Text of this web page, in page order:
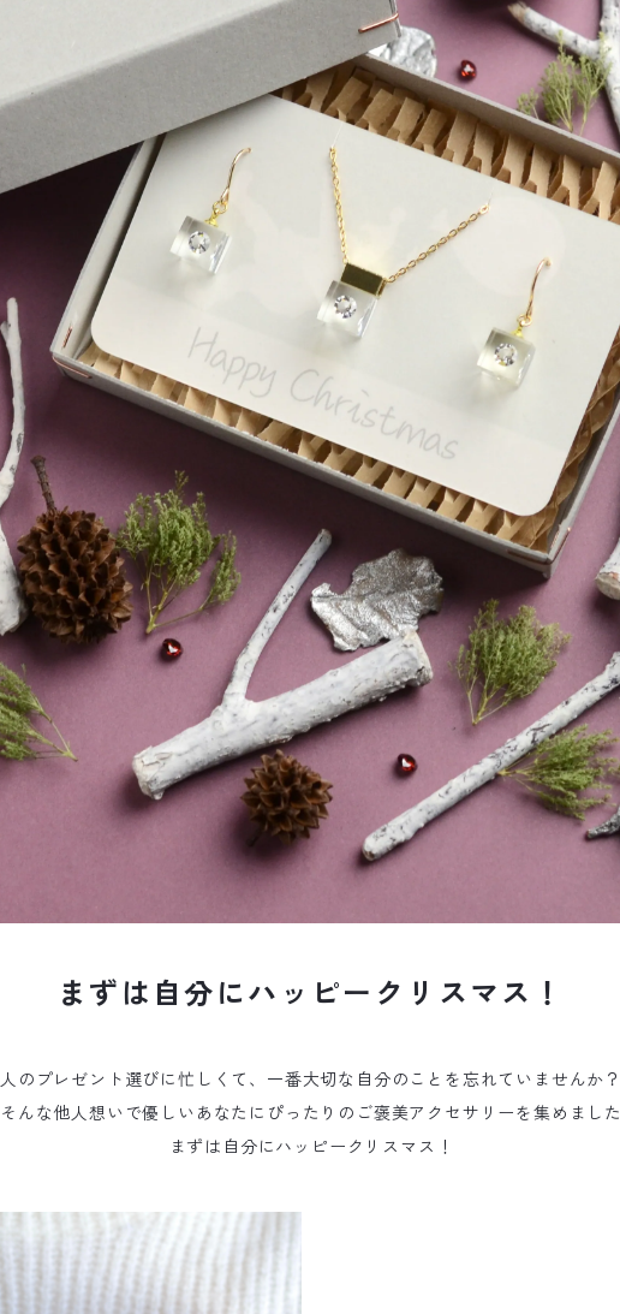
まずは自分にハッピークリスマス！
人のプレゼント選びに忙しくて、一番大切な自分のことを忘れていませんか？
そんな他人想いで優しいあなたにぴったりのご褒美アクセサリーを集めました
まずは自分にハッピークリスマス！